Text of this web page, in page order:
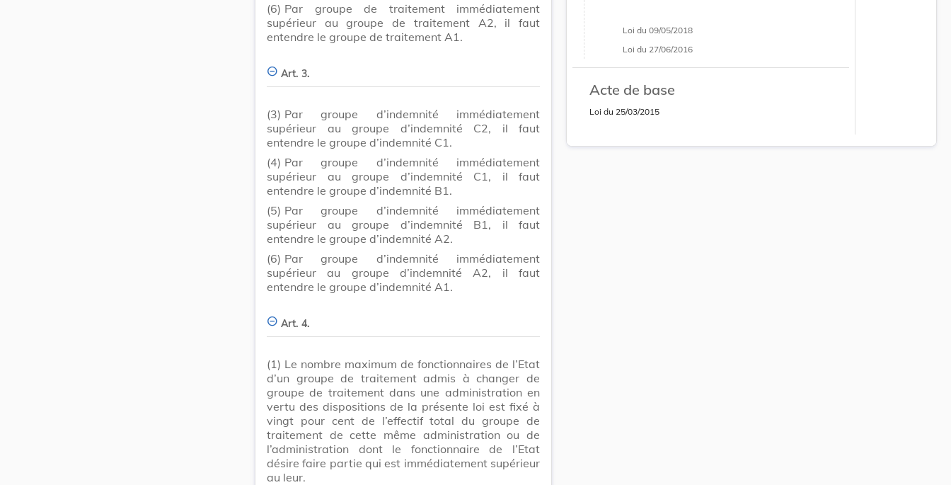
(6) Par groupe de traitement immédiatement
supérieur au groupe de traitement A2, il faut
entendre le groupe de traitement A1.
Art. 3.
(3) Par groupe d’indemnité immédiatement
supérieur au groupe d’indemnité C2, il faut
entendre le groupe d’indemnité C1.
(4) Par groupe d’indemnité immédiatement
supérieur au groupe d’indemnité C1, il faut
entendre le groupe d’indemnité B1.
(5) Par groupe d’indemnité immédiatement
supérieur au groupe d’indemnité B1, il faut
entendre le groupe d’indemnité A2.
(6) Par groupe d’indemnité immédiatement
supérieur au groupe d’indemnité A2, il faut
entendre le groupe d’indemnité A1.
Art. 4.
(1) Le nombre maximum de fonctionnaires de l’Etat
d’un groupe de traitement admis à changer de
groupe de traitement dans une administration en
vertu des dispositions de la présente loi est fixé à
vingt pour cent de l’effectif total du groupe de
traitement de cette même administration ou de
l’administration dont le fonctionnaire de l’Etat
désire faire partie qui est immédiatement supérieur
au leur.
Loidu 09/05/2018
Loidu 27/06/2016
Acte de base
Loi du 25/03/2015